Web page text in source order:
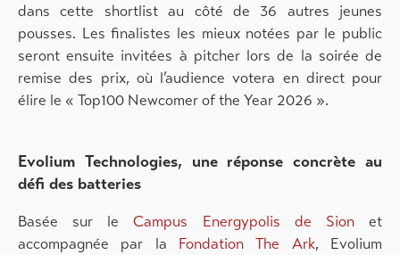
dans cette shortlist au côté de 36 autres jeunes
pousses. Les finalistes les mieux notées par le public
seront ensuite invitées à pitcher lors de la soirée de
remise des prix, où l’audience votera en direct pour
élire le « Top100 Newcomer of the Year 2026 ».
Evolium Technologies, une réponse concrète au
défi des batteries
Basée sur leCampus Energypolis de Sionet
accompagnée par la Fondation The Ark, Evolium